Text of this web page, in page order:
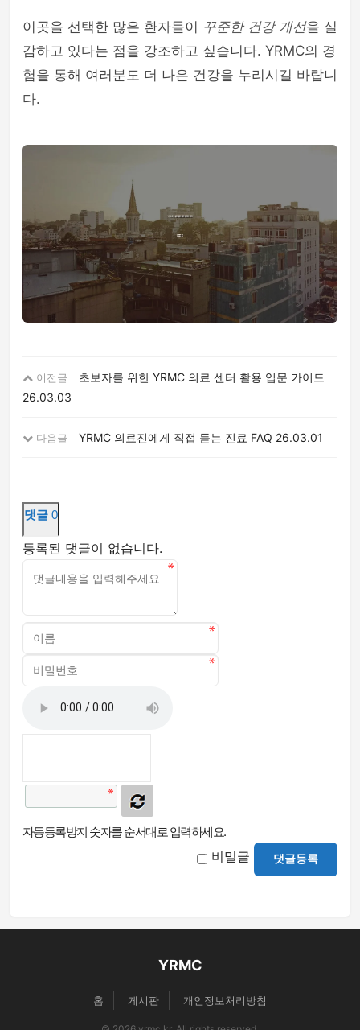
이곳을 선택한 많은 환자들이 꾸준한 건강 개선을 실
감하고 있다는 점을 강조하고 싶습니다. YRMC의 경
험을 통해 여러분도 더 나은 건강을 누리시길 바랍니
다.
이전글
초보자를 위한 YRMC 의료 센터 활용 입문 가이드
26.03.03
다음글 YRMC 의료진에게 직접 듣는 진료 FAQ 26.03.01
댓글 0
등록된 댓글이 없습니다.
자동등록방지 숫자를 순서대로 입력하세요.
비밀글 댓글등록
YRMC
홈 게시판 개인정보처리방침